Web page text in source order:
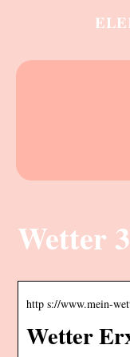
Wetter
http s://www.mein-
Wetter